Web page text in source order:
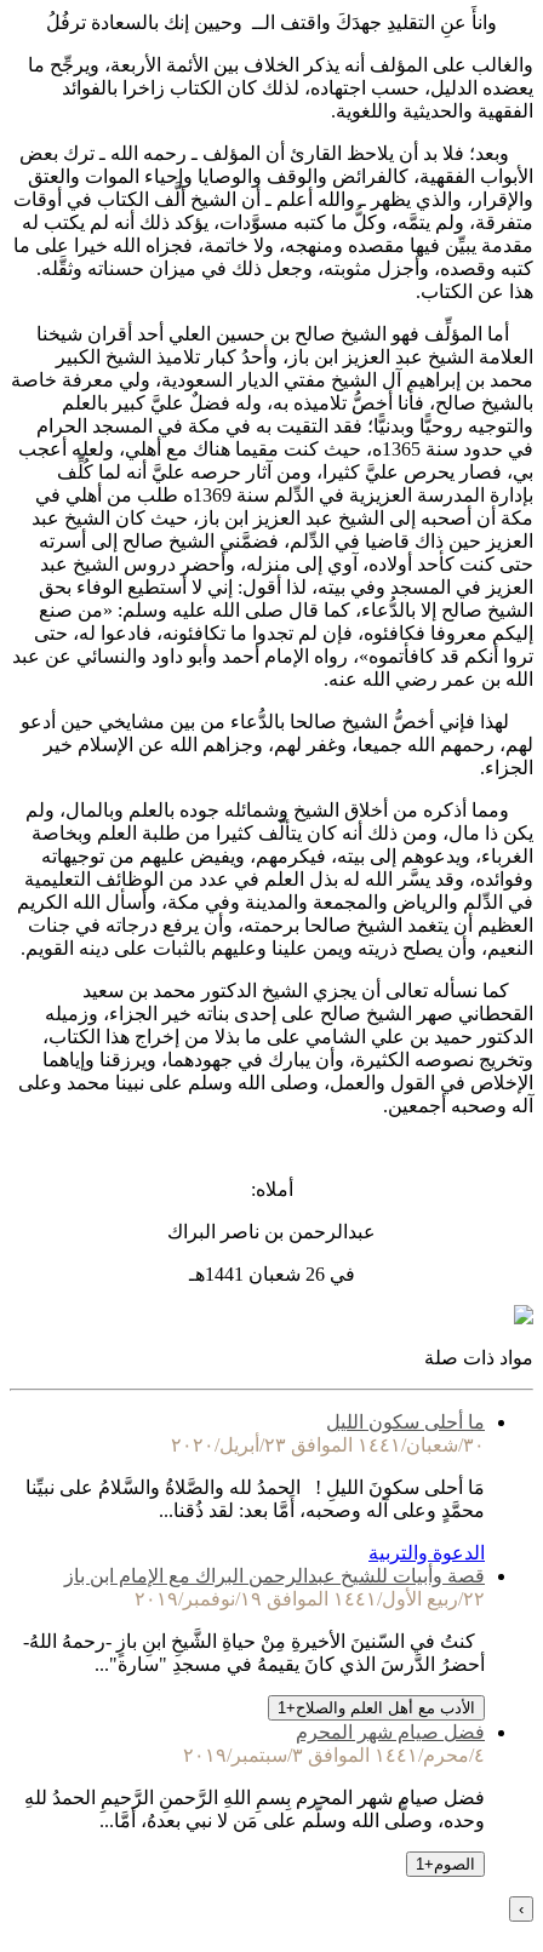
وانأَ عنِ التقليدِ جهدَكَ واقتف الــ وحيين إنك بالسعادة ترفُلُ
والغالب على المؤلف أنه يذكر الخلاف بين الأئمة الأربعة، ويرجِّح ما
يعضده الدليل، حسب اجتهاده، لذلك كان الكتاب زاخرا بالفوائد
الفقهية والحديثية واللغوية.
وبعد؛ فلا بد أن يلاحظ القارئ أن المؤلف ـ رحمه الله ـ ترك بعض
الأبواب الفقهية، كالفرائض والوقف والوصايا وإحياء الموات والعتق
والإقرار، والذي يظهر ـ والله أعلم ـ أن الشيخ ألَّف الكتاب في أوقات
متفرقة، ولم يتمَّه، وكلُّ ما كتبه مسوَّدات، يؤكد ذلك أنه لم يكتب له
مقدمة يبيِّن فيها مقصده ومنهجه، ولا خاتمة، فجزاه الله خيرا على ما
كتبه وقصده، وأجزل مثوبته، وجعل ذلك في ميزان حسناته وثقَّله.
هذا عن الكتاب.
أما المؤلِّف فهو الشيخ صالح بن حسين العلي أحد أقران شيخنا
العلامة الشيخ عبد العزيز ابن باز، وأحدُ كبار تلاميذ الشيخ الكبير
محمد بن إبراهيم آل الشيخ مفتي الديار السعودية، ولي معرفة خاصة
بالشيخ صالح، فأنا أخصُّ تلاميذه به، وله فضلٌ عليَّ كبير بالعلم
والتوجيه روحيًّا وبدنيًّا؛ فقد التقيت به في مكة في المسجد الحرام
في حدود سنة 1365ه، حيث كنت مقيما هناك مع أهلي، ولعله أعجب
بي، فصار يحرص عليَّ كثيرا، ومن آثار حرصه عليَّ أنه لما كُلِّف
بإدارة المدرسة العزيزية في الدِّلم سنة 1369ه طلب من أهلي في
مكة أن أصحبه إلى الشيخ عبد العزيز ابن باز، حيث كان الشيخ عبد
العزيز حين ذاك قاضيا في الدِّلم، فضمَّني الشيخ صالح إلى أسرته
حتى كنت كأحد أولاده، آوي إلى منزله، وأحضر دروس الشيخ عبد
العزيز في المسجد وفي بيته، لذا أقول: إني لا أستطيع الوفاء بحق
الشيخ صالح إلا بالدُّعاء، كما قال صلى الله عليه وسلم: «من صنع
إليكم معروفا فكافئوه، فإن لم تجدوا ما تكافئونه، فادعوا له، حتى
تروا أنكم قد كافأتموه»، رواه الإمام أحمد وأبو داود والنسائي عن عبد
الله بن عمر رضي الله عنه.
لهذا فإني أخصُّ الشيخ صالحا بالدُّعاء من بين مشايخي حين أدعو
لهم، رحمهم الله جميعا، وغفر لهم، وجزاهم الله عن الإسلام خير
الجزاء.
ومما أذكره من أخلاق الشيخ وشمائله جوده بالعلم وبالمال، ولم
يكن ذا مال، ومن ذلك أنه كان يتألَّف كثيرا من طلبة العلم وبخاصة
الغرباء، ويدعوهم إلى بيته، فيكرمهم، ويفيض عليهم من توجيهاته
وفوائده، وقد يسَّر الله له بذل العلم في عدد من الوظائف التعليمية
في الدِّلم والرياض والمجمعة والمدينة وفي مكة، وأسأل الله الكريم
العظيم أن يتغمد الشيخ صالحا برحمته، وأن يرفع درجاته في جنات
النعيم، وأن يصلح ذريته ويمن علينا وعليهم بالثبات على دينه القويم.
كما نسأله تعالى أن يجزي الشيخ الدكتور محمد بن سعيد
القحطاني صهر الشيخ صالح على إحدى بناته خير الجزاء، وزميله
الدكتور حميد بن علي الشامي على ما بذلا من إخراج هذا الكتاب،
وتخريج نصوصه الكثيرة، وأن يبارك في جهودهما، ويرزقنا وإياهما
الإخلاص في القول والعمل، وصلى الله وسلم على نبينا محمد وعلى
آله وصحبه أجمعين.
أملاه:
عبدالرحمن بن ناصر البراك
في 26 شعبان 1441هـ
مواد ذات صلة
ما أحلى سكون الليل
٣٠/شعبان/١٤٤١ الموافق ٢٣/أبريل/٢٠٢٠
مَا أحلى سكونَ الليلِ ! الحمدُ لله والصَّلاةُ والسَّلامُ على نبيِّنا
محمَّدٍ وعلى آله وصحبه، أَمَّا بعد: لقد ذُقنا...
الدعوة والتربية
قصة وأبيات للشيخ عبدالرحمن البراك مع الإمام ابن باز
٢٢/ربيع الأول/١٤٤١ الموافق ١٩/نوفمبر/٢٠١٩
كنتُ في السّنينَ الأخيرةِ مِنْ حياةِ الشَّيخِ ابنِ بازٍ -رحمهُ اللهُ-
أحضرُ الدَّرسَ الذي كانَ يقيمهُ في مسجدِ "سارة"...
الأدب مع أهل العلم والصلاح+
1
فضل صيام شهر المحرم
٤/محرم/١٤٤١ الموافق ٣/سبتمبر/٢٠١٩
فضل صيام شهر المحرم بِسمِ اللهِ الرَّحمنِ الرَّحيمِ الحمدُ للهِ
وحده، وصلَّى الله وسلَّم على مَن لا نبي بعدهُ، أمَّا...
الصوم+
1
›